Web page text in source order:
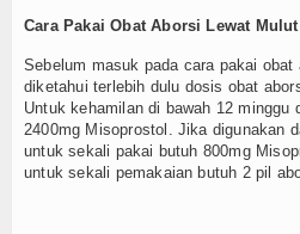
Cara Pakai Obat Aborsi Lewat Mulut
Sebelum masuk pada cara pakai
diketahui terlebih dulu dosis obat
Untuk kehamilan di bawah 12 minggu
2400mg Misoprostol. Jika digunakan
untuk sekali pakai butuh 800mg
untuk sekali pemakaian butuh 2 pil